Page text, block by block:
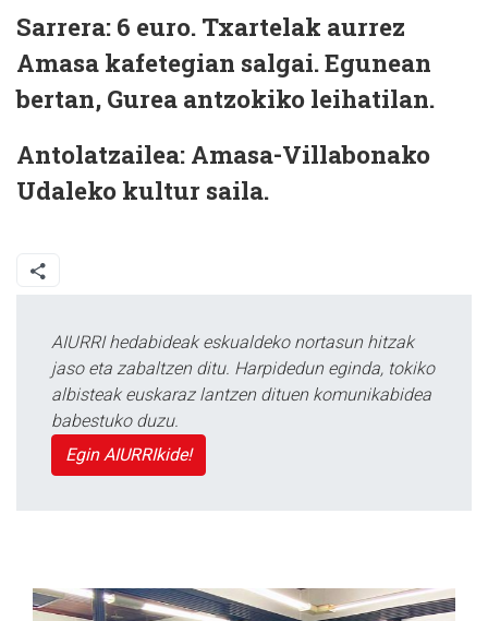
Sarrera: 6 euro. Txartelak aurrez
Amasa kafetegian salgai. Egunean
bertan, Gurea antzokiko leihatilan.
Antolatzailea: Amasa-Villabonako
Udaleko kultur saila.
AIURRI hedabideak eskualdeko nortasun hitzak
jaso eta zabaltzen ditu. Harpidedun eginda, tokiko
albisteak euskaraz lantzen dituen komunikabidea
babestuko duzu.
Egin AIURRIkide!